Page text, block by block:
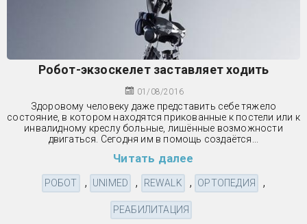
Робот-экзоскелет заставляет ходить
01/08/2016
Здоровому человеку даже представить себе тяжело
состояние, в котором находятся прикованные к постели или к
инвалидному креслу больные, лишённые возможности
двигаться. Сегодня им в помощь создаётся...
Читать далее
РОБОТ , UNIMED , REWALK , ОРТОПЕДИЯ ,
РЕАБИЛИТАЦИЯ